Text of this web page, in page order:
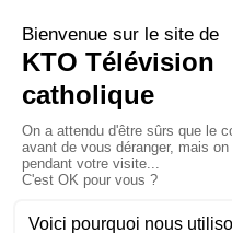
HORS LES MURS
Le Pèlerinage au
01/02/2019
Plus de 3 000 pèlerins se
au sanctuaire Notre-